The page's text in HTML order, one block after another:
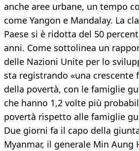
anche aree urbane, un tempo
come Yangon e Mandalay. La
Paese si è ridotta del 50
anni. Come sottolinea un
delle Nazioni Unite per lo
sta registrando «una crescente
della povertà, con le famiglie
che hanno 1,2 volte più
povertà rispetto alle famiglie
Due giorni fa il capo della
Myanmar, il generale Min Aung